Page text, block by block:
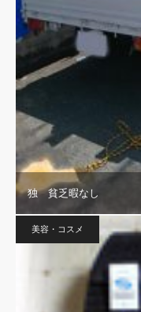
独 貧乏暇なし
美容・コスメ